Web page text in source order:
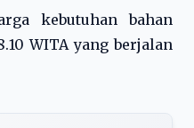
kebutuhan bahan
WITA yang berjalan